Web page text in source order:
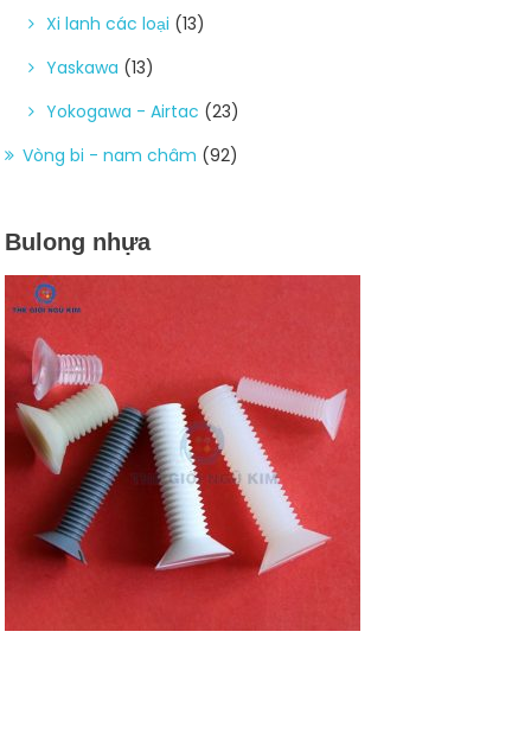
Xi lanh các loại (13)
Yaskawa (13)
Yokogawa - Airtac (23)
Vòng bi - nam châm (92)
Bulong nhựa